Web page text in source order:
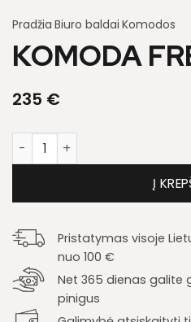
Pradžia Biuro baldai Komodos
KOMODA
235 €
produkto kiekis: Komoda
Į
Pristatymas visoje
nuo 100 €
Net 365 dienas galite
pinigus